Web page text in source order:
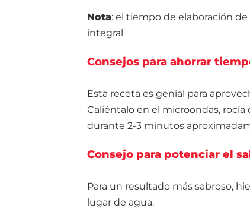
Nota: el tiempo de elaboración
integral.
Consejos para ahorrar
Esta receta es genial para
Caliéntalo en el microondas,
durante 2-3 minutos
Consejo para potenciar el
Para un resultado más sabroso,
lugar de agua.